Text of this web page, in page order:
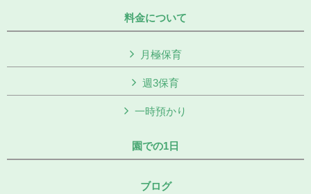
料金について
月極保育
週3保育
一時預かり
園での1日
ブログ